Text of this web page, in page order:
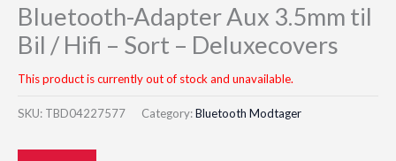
Bluetooth-Adapter Aux 3.5mm til
Bil / Hifi – Sort – Deluxecovers
This product is currently out of stock and unavailable.
SKU: TBD04227577 Category:Bluetooth Modtager